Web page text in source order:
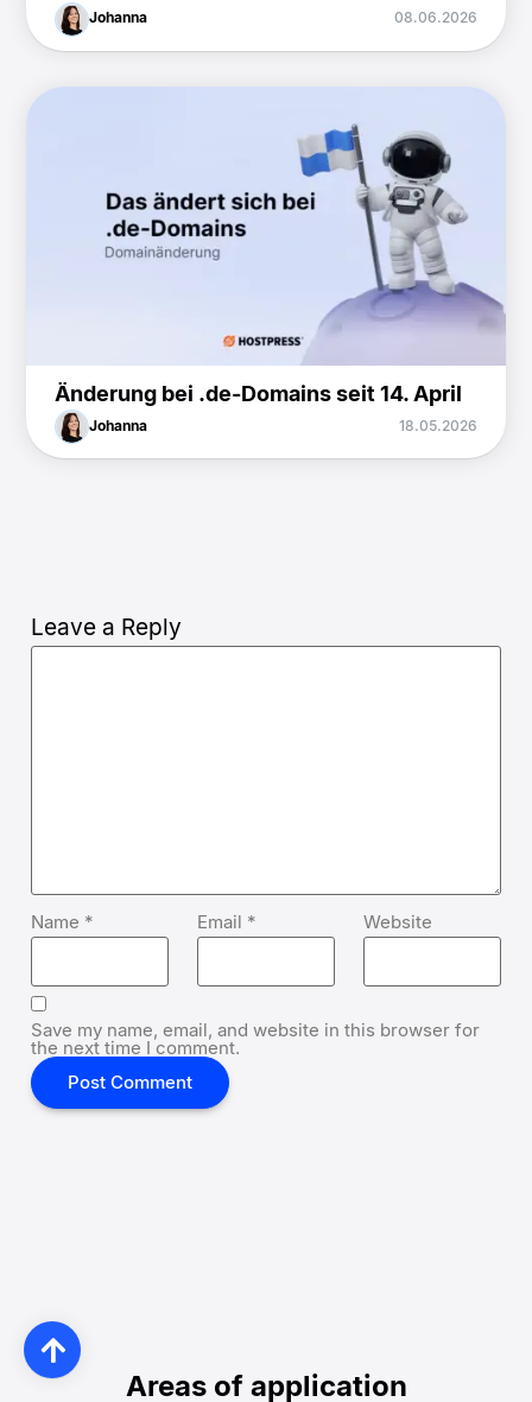
Johanna 08.06.2026
Änderung bei .de-Domains seit 14. April
Johanna 18.05.2026
Leave a Reply
Name * Email * Website
Save my name, email, and website in this browser for
the next time I comment.
Areas of application